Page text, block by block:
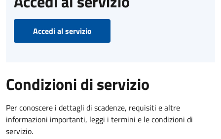
Accedi al servizio
Condizioni di servizio
Per conoscere i dettagli di scadenze, requisiti e altre
informazioni importanti, leggi i termini e le condizioni di
servizio.